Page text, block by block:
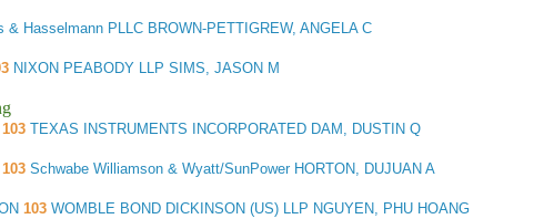
& Hasselmann PLLC BROWN-PETTIGREW, ANGELA C
NIXON PEABODY LLP SIMS, JASON M
103 TEXAS INSTRUMENTS INCORPORATED DAM, DUSTIN Q
103 Schwabe Williamson & Wyatt/SunPower HORTON, DUJUAN A
103 WOMBLE BOND DICKINSON (US) LLP NGUYEN, PHU HOANG